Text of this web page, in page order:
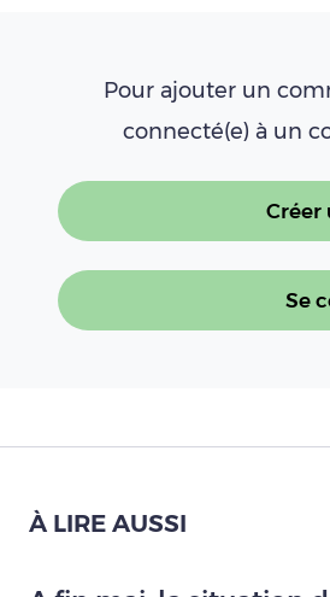
Pour ajouter un
connecté(e) à un
Créer
Se
À LIRE AUSSI